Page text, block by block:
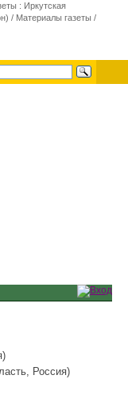
: Иркутская
/ Материалы газеты /
Россия)